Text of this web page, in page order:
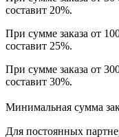
составит 20%.
При сумме заказа от
составит 25%.
При сумме заказа от
составит 30%.
Минимальная сумма
Для постоянных